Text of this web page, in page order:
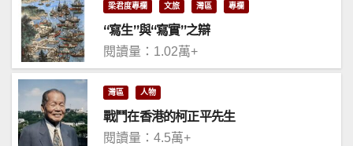
梁君度專欄 文旅 灣區 專欄
“寫生”與“寫實”之辯
閱讀量：1.02萬+
灣區 人物
戰鬥在香港的柯正平先生
閱讀量：4.5萬+